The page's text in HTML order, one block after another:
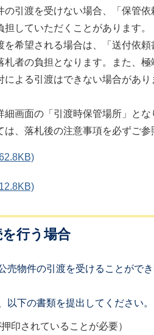
の引渡を受けない場合、「保管依
していただくことがあります。
希望される場合は、「送付依頼
札者の負担となります。また、
による引渡はできない場合があ
画面の「引渡時保管場所」とな
、落札後の注意事項を必ずご参
行う場合
売物件の引渡を受けることがで
下の書類を提出してください。
印されていることが必要）